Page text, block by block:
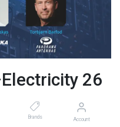
Brands Account
26
Osasto